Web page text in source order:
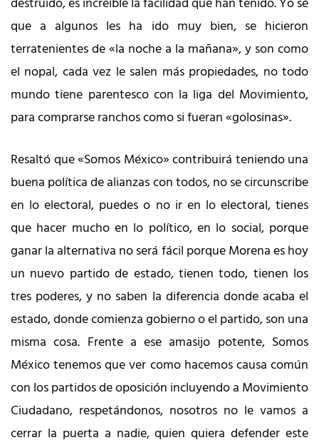
que a algunos les ha ido muy bien, se hicieron
terratenientes de «la noche a la mañana», y son como
el nopal, cada vez le salen más propiedades, no todo
mundo tiene parentesco con la liga del Movimiento,
para comprarse ranchos como si fueran «golosinas».
Resaltó que «Somos México» contribuirá teniendo una
buena política de alianzas con todos, no se circunscribe
en lo electoral, puedes o no ir en lo electoral, tienes
que hacer mucho en lo político, en lo social, porque
ganar la alternativa no será fácil porque Morena es hoy
un nuevo partido de estado, tienen todo, tienen los
tres poderes, y no saben la diferencia donde acaba el
estado, donde comienza gobierno o el partido, son una
misma cosa. Frente a ese amasijo potente, Somos
México tenemos que ver como hacemos causa común
con los partidos de oposición incluyendo a Movimiento
Ciudadano, respetándonos, nosotros no le vamos a
cerrar la puerta a nadie, quien quiera defender este